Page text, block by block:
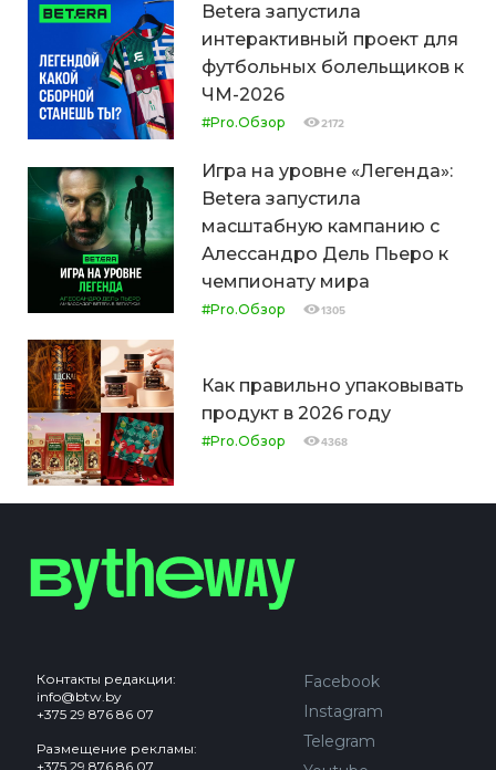
Betera запустила
интерактивный проект для
футбольных болельщиков к
ЧМ-2026
#Pro.Обзор 2172
Игра на уровне «Легенда»:
Betera запустила
масштабную кампанию с
Алессандро Дель Пьеро к
чемпионату мира
#Pro.Обзор 1305
Как правильно упаковывать
продукт в 2026 году
#Pro.Обзор 4368
Контакты редакции:
info@btw.by
+375 29 876 86 07
Размещение рекламы:
+375 29 876 86 07
Facebook
Instagram
Telegram